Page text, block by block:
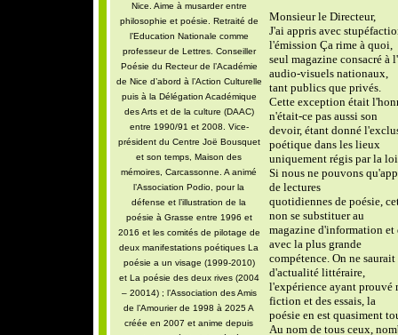
Nice. Aime à musarder entre
philosophie et poésie. Retraité de
l’Education Nationale comme
professeur de Lettres. Conseiller
Poésie du Recteur de l’Académie
de Nice d’abord à l’Action Culturelle
puis à la Délégation Académique
des Arts et de la culture (DAAC)
entre 1990/91 et 2008. Vice-
président du Centre Joë Bousquet
et son temps, Maison des
mémoires, Carcassonne. A animé
l’Association Podio, pour la
défense et l’illustration de la
poésie à Grasse entre 1996 et
2016 et les comités de pilotage de
deux manifestations poétiques La
poésie a un visage (1999-2010)
et La poésie des deux rives (2004
– 20014) ; l’Association des Amis
de l’Amourier de 1998 à 2025 A
créée en 2007 et anime depuis
Monsieur le Directeur,
J'ai appris avec
l'émission Ça rime à quoi,
seul magazine consacré à
audio-visuels nationaux,
tant publics que privés.
Cette exception était
n'était-ce pas aussi son
devoir, étant donné
poétique dans les lieux
uniquement régis par la
Si nous ne pouvons
de lectures
quotidiennes de poésie,
non se substituer au
magazine d'information
avec la plus grande
compétence. On ne
d'actualité littéraire,
l'expérience ayant prouvé
fiction et des essais, la
poésie en est quasiment
Au nom de tous ceux,